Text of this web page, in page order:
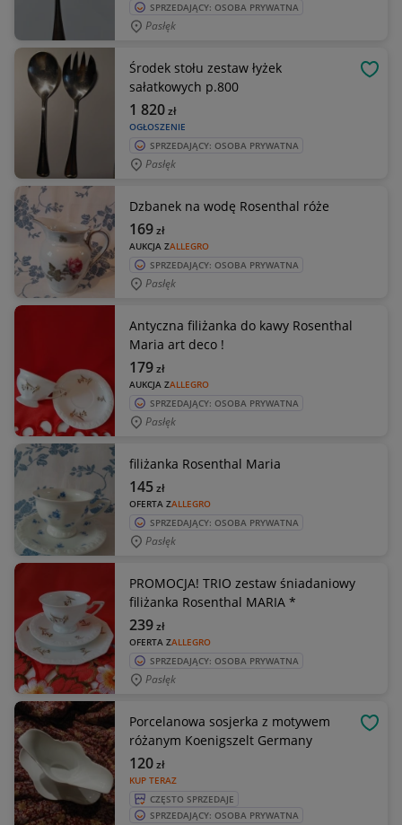
SPRZEDAJĄCY: OSOBA PRYWATNA
Pasłęk
Środek stołu zestaw łyżek
sałatkowych p.800
OGŁOSZENIE
1 820zł
SPRZEDAJĄCY: OSOBA PRYWATNA
Pasłęk
Dzbanek na wodę Rosenthal róże
AUKCJA ZALLEGRO
169zł
SPRZEDAJĄCY: OSOBA PRYWATNA
Pasłęk
Antyczna filiżanka do kawy Rosenthal
Maria art deco !
AUKCJA ZALLEGRO
179zł
SPRZEDAJĄCY: OSOBA PRYWATNA
Pasłęk
filiżanka Rosenthal Maria
OFERTA ZALLEGRO
145zł
SPRZEDAJĄCY: OSOBA PRYWATNA
Pasłęk
PROMOCJA! TRIO zestaw śniadaniowy
filiżanka Rosenthal MARIA *
OFERTA ZALLEGRO
239zł
SPRZEDAJĄCY: OSOBA PRYWATNA
Pasłęk
Porcelanowa sosjerka z motywem
różanym Koenigszelt Germany
KUP TERAZ
120zł
CZĘSTO SPRZEDAJE
SPRZEDAJĄCY: OSOBA PRYWATNA